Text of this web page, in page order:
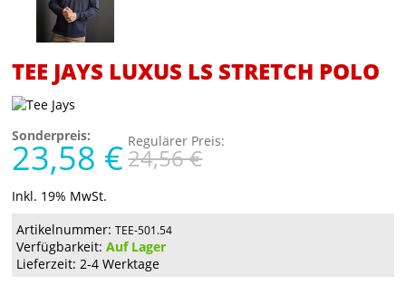
TEE JAYS LUXUS LS STRETCH POLO
Sonderpreis:
23,58 € Regulärer Preis:
24,56 €
Inkl. 19% MwSt.
Artikelnummer: TEE-501.54
Verfügbarkeit:Auf Lager
Lieferzeit: 2-4 Werktage